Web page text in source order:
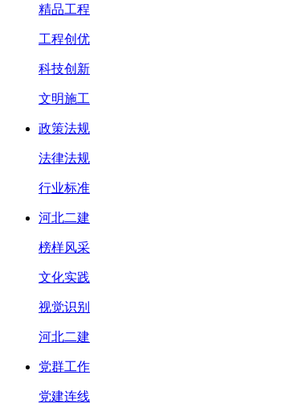
精品工程
工程创优
科技创新
文明施工
政策法规
法律法规
行业标准
河北二建
榜样风采
文化实践
视觉识别
河北二建
党群工作
党建连线